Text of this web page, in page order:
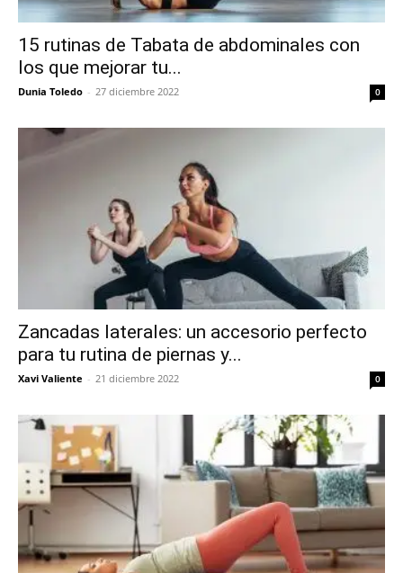
15 rutinas de Tabata de abdominales con
los que mejorar tu...
Dunia Toledo - 27 diciembre 2022 0
Zancadas laterales: un accesorio perfecto
para tu rutina de piernas y...
Xavi Valiente - 21 diciembre 2022 0